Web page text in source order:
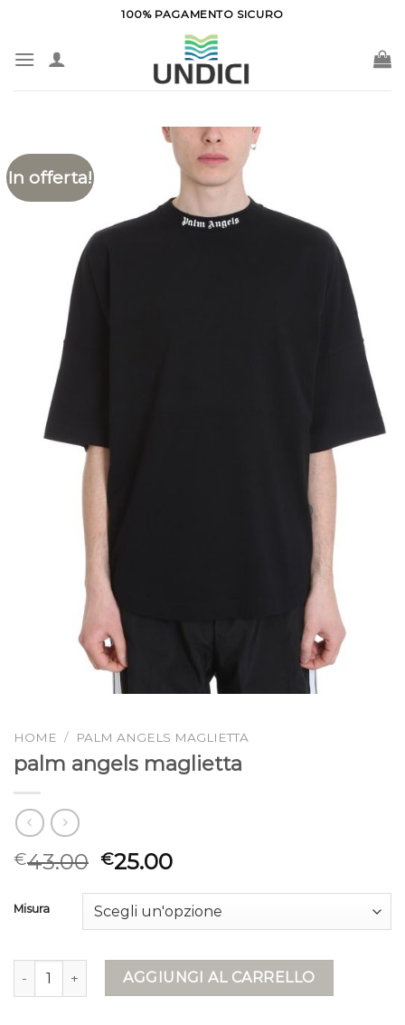
contenuti
100% PAGAMENTO SICURO
In offerta!
HOME / PALM ANGELS MAGLIETTA
palm angels maglietta
€43.00 €25.00
Misura
palm angels maglietta quantitàAGGIUNGI AL CARRELLO